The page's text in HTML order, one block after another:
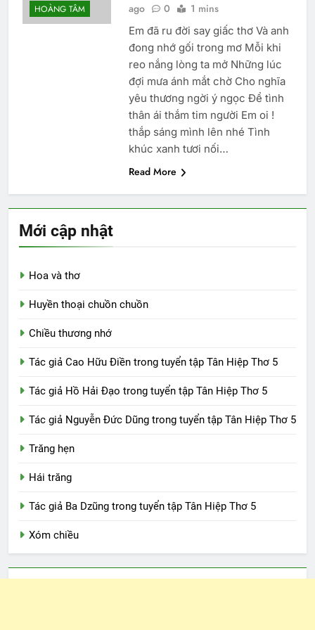
HOÀNG TÂM ago 0 1 mins
Em đã ru đời say giấc thơ Và anh
đong nhớ gối trong mơ Mỗi khi
reo nắng lòng ta mở Những lúc
đợi mưa ánh mắt chờ Cho nghĩa
yêu thương ngời ý ngọc Để tình
thân ái thắm tim người Em oi !
thắp sáng mình lên nhé Tình
khúc xanh tươi nối…
Read More
Mới cập nhật
Hoa và thơ
Huyền thoại chuồn chuồn
Chiều thương nhớ
Tác giả Cao Hữu Điền trong tuyển tập Tân Hiệp Thơ 5
Tác giả Hồ Hải Đạo trong tuyển tập Tân Hiệp Thơ 5
Tác giả Nguyễn Đức Dũng trong tuyển tập Tân Hiệp Thơ 5
Trăng hẹn
Hái trăng
Tác giả Ba Dzũng trong tuyển tập Tân Hiệp Thơ 5
Xóm chiều